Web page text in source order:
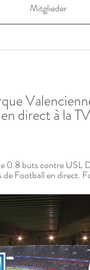
Mitglieder
direct à la
0.8 buts contre USL
Football en direct.